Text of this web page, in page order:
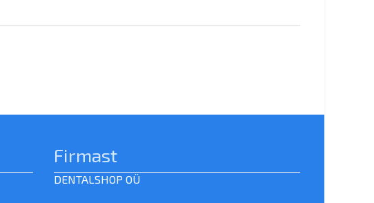
Firmast
DENTALSHOP OÜ